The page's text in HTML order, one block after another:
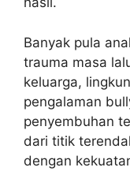
Banyak pula
trauma masa
keluarga,
pengalaman
penyembuhan
dari titik
dengan